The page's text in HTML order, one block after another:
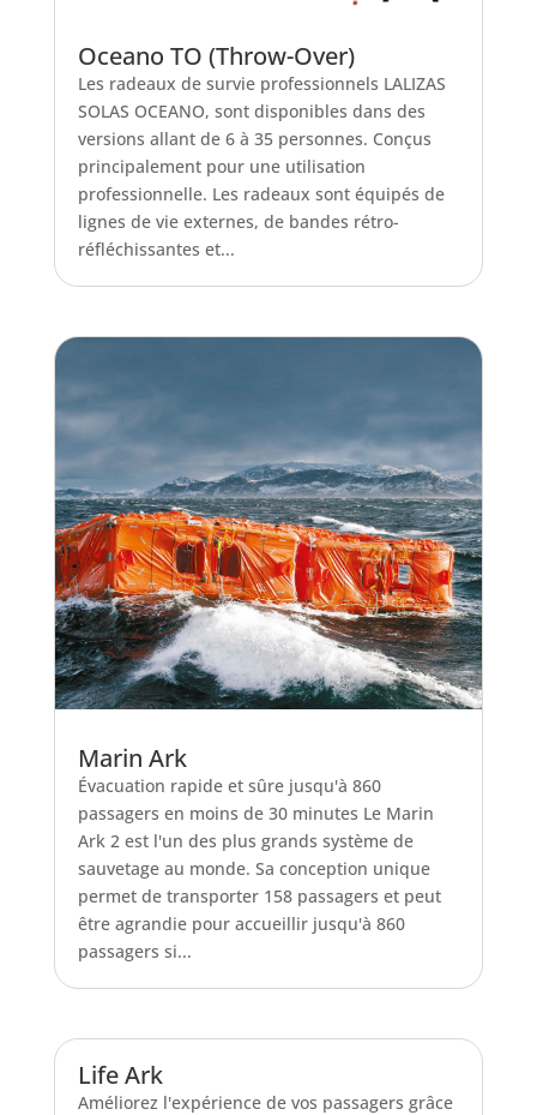
Oceano TO (Throw-Over)
Les radeaux de survie professionnels LALIZAS
SOLAS OCEANO, sont disponibles dans des
versions allant de 6 à 35 personnes. Conçus
principalement pour une utilisation
professionnelle. Les radeaux sont équipés de
lignes de vie externes, de bandes rétro-
réfléchissantes et...
Marin Ark
Évacuation rapide et sûre jusqu'à 860
passagers en moins de 30 minutes Le Marin
Ark 2 est l'un des plus grands système de
sauvetage au monde. Sa conception unique
permet de transporter 158 passagers et peut
être agrandie pour accueillir jusqu'à 860
passagers si...
Life Ark
Améliorez l'expérience de vos passagers grâce